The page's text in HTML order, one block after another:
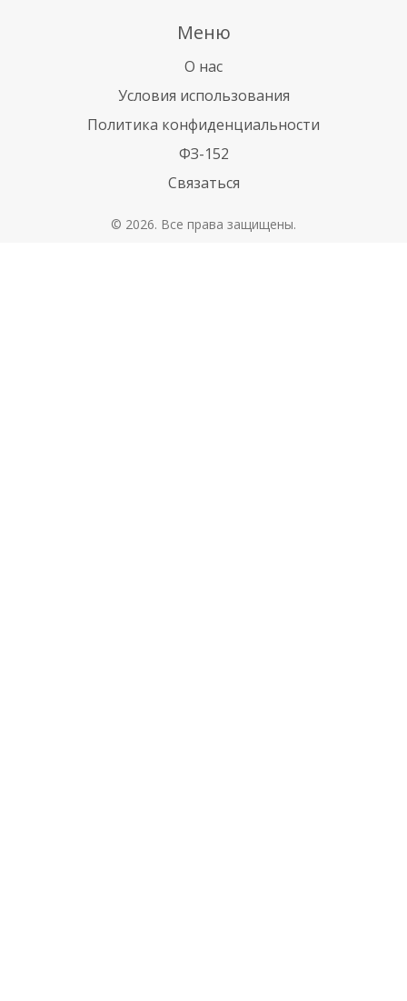
Меню
О нас
Условия использования
Политика конфиденциальности
ФЗ-152
Связаться
© 2026. Все права защищены.